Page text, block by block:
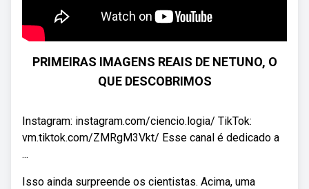
PRIMEIRAS IMAGENS REAIS DE NETUNO, O
QUE DESCOBRIMOS
Instagram: instagram.com/ciencio.logia/ TikTok:
vm.tiktok.com/ZMRgM3Vkt/ Esse canal é dedicado a
...
Isso ainda surpreende os cientistas. Acima, uma